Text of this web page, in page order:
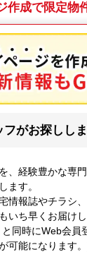
作成で限定物
フがお探しし
、経験豊かな専
ます。
情報誌やチラシ
いち早くお届けし
同時にWeb会員
可能になります